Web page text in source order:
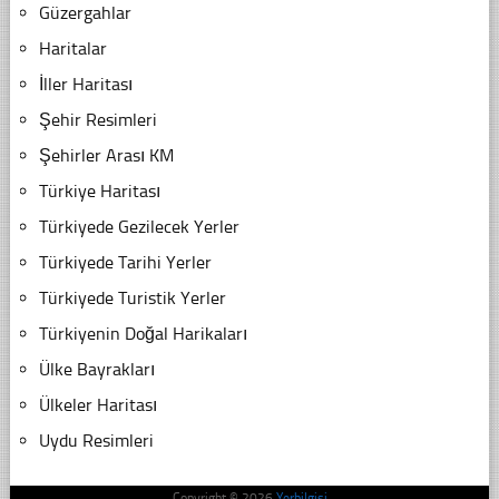
Güzergahlar
Haritalar
İller Haritası
Şehir Resimleri
Şehirler Arası KM
Türkiye Haritası
Türkiyede Gezilecek Yerler
Türkiyede Tarihi Yerler
Türkiyede Turistik Yerler
Türkiyenin Doğal Harikaları
Ülke Bayrakları
Ülkeler Haritası
Uydu Resimleri